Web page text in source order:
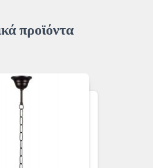
προϊόντα